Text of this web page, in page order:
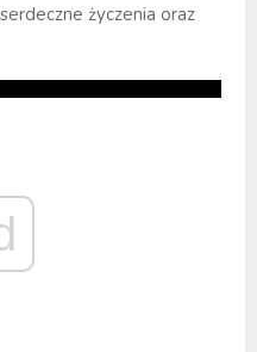
życzenia oraz